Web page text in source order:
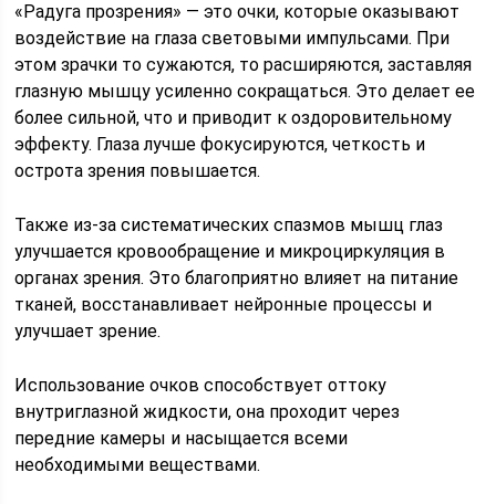
«Радуга прозрения» — это очки, которые оказывают
воздействие на глаза световыми импульсами. При
этом зрачки то сужаются, то расширяются, заставляя
глазную мышцу усиленно сокращаться. Это делает ее
более сильной, что и приводит к оздоровительному
эффекту. Глаза лучше фокусируются, четкость и
острота зрения повышается.
Также из-за систематических спазмов мышц глаз
улучшается кровообращение и микроциркуляция в
органах зрения. Это благоприятно влияет на питание
тканей, восстанавливает нейронные процессы и
улучшает зрение.
Использование очков способствует оттоку
внутриглазной жидкости, она проходит через
передние камеры и насыщается всеми
необходимыми веществами.